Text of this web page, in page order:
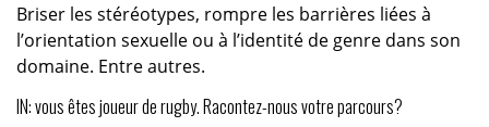
Briser les stéréotypes, rompre les barrières liées à
l’orientation sexuelle ou à l’identité de genre dans son
domaine. Entre autres.
IN: vous êtes joueur de rugby. Racontez-nous votre parcours?